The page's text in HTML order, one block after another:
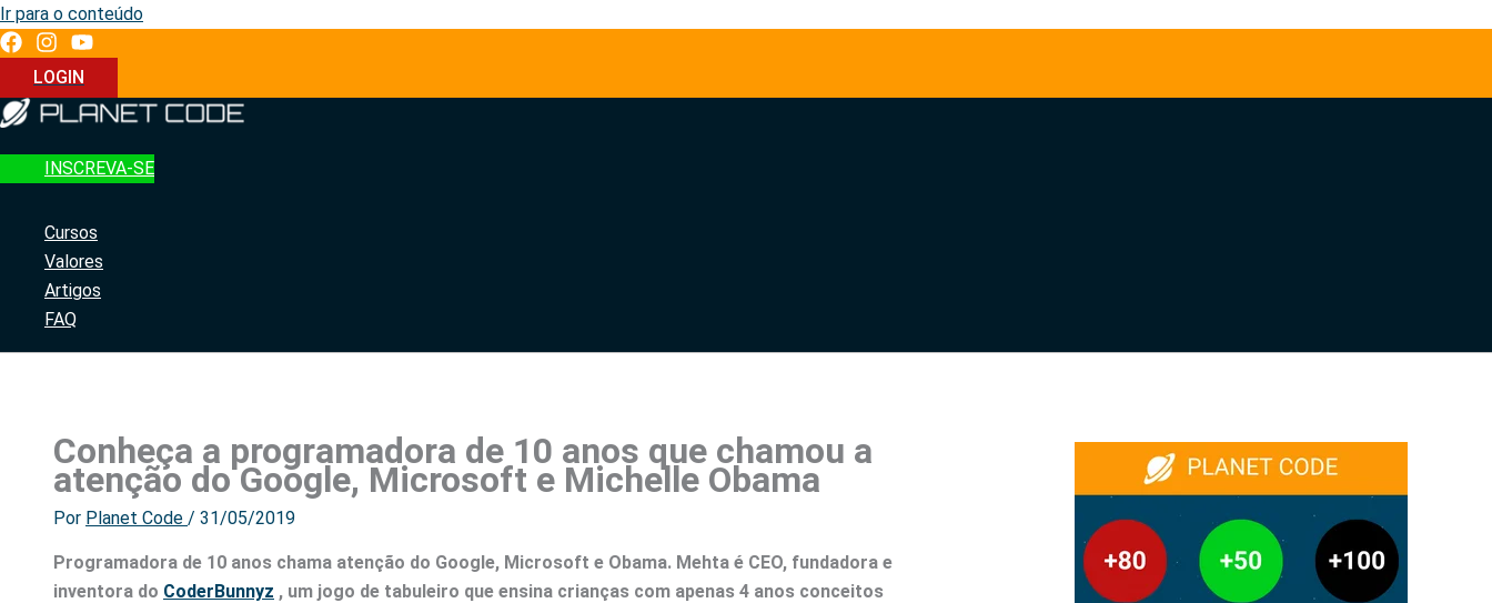
Ir para o conteúdo
LOGIN
INSCREVA-SE
Cursos
Valores
Artigos
FAQ
Conheça a programadora de 10 anos que chamou a
atenção do Google, Microsoft e Michelle Obama
Por Planet Code / 31/05/2019
Programadora de 10 anos chama atenção do Google, Microsoft e Obama. Mehta é CEO, fundadora e
inventora do CoderBunnyz , um jogo de tabuleiro que ensina crianças com apenas 4 anos conceitos